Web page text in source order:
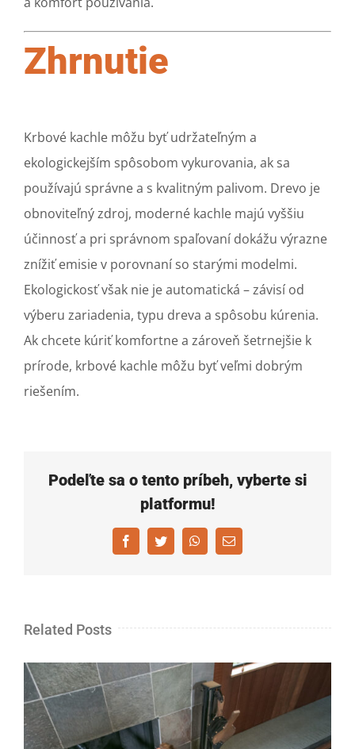
Zhrnutie
Krbové kachle môžu byť udržateľným a
ekologickejším spôsobom vykurovania, ak sa
používajú správne a s kvalitným palivom. Drevo je
obnoviteľný zdroj, moderné kachle majú vyššiu
účinnosť a pri správnom spaľovaní dokážu výrazne
znížiť emisie v porovnaní so starými modelmi.
Ekologickosť však nie je automatická – závisí od
výberu zariadenia, typu dreva a spôsobu kúrenia.
Ak chcete kúriť komfortne a zároveň šetrnejšie k
prírode, krbové kachle môžu byť veľmi dobrým
riešením.
Podeľte sa o tento príbeh, vyberte si
platformu!
FacebookTwitterWhatsApp
Email
Related Posts